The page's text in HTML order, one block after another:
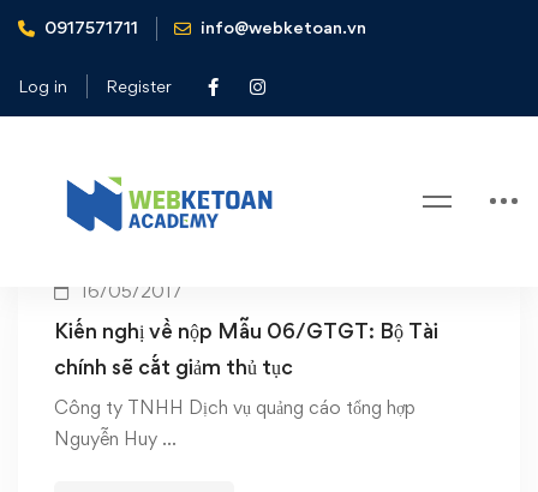
0917571711 info@webketoan.vn
Log in Register
Home Mẫu 06/GTGT
Tag: Mẫu 06/GTGT
16/05/2017
Kiến nghị về nộp Mẫu 06/GTGT: Bộ Tài
chính sẽ cắt giảm thủ tục
Công ty TNHH Dịch vụ quảng cáo tổng hợp
Nguyễn Huy …